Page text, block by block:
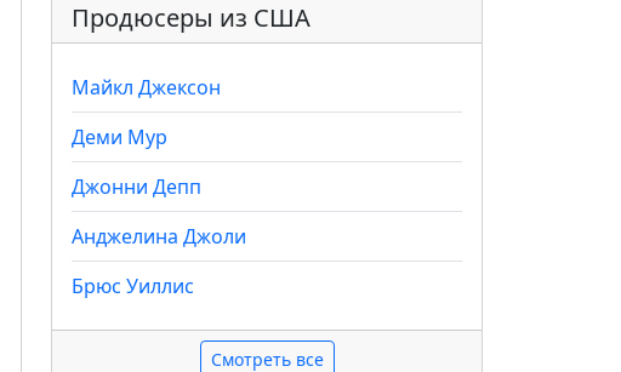
Продюсеры из США
Майкл Джексон
Деми Мур
Джонни Депп
Анджелина Джоли
Брюс Уиллис
Смотреть все